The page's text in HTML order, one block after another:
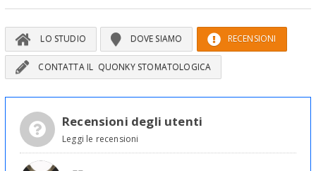
LO STUDIO DOVE SIAMO RECENSIONI
CONTATTA IL QUONKY STOMATOLOGICA
Recensioni degli utenti
Leggi le recensioni